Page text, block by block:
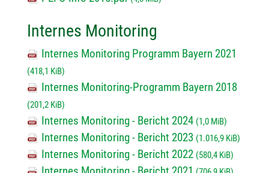
Internes Monitoring
Internes Monitoring Programm Bayern 2021
(418,1 KiB)
Internes Monitoring-Programm Bayern 2018
(201,2 KiB)
Internes Monitoring - Bericht 2024 (1,0 MiB)
Internes Monitoring - Bericht 2023 (1.016,9 KiB)
Internes Monitoring - Bericht 2022 (580,4 KiB)